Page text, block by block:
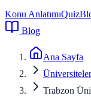
Konu AnlatımıQuiz
Blog
Ana Sayfa
Trabzon